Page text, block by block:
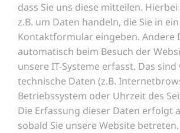
dass Sie uns diese mitteilen.
z.B. um Daten handeln, die Sie in ein
Kontaktformular eingeben. Andere
automatisch beim Besuch der
unsere IT-Systeme erfasst. Das
technische Daten (z.B.
Betriebssystem oder Uhrzeit des
Die Erfassung dieser Daten erfolgt
sobald Sie unsere Website betreten.